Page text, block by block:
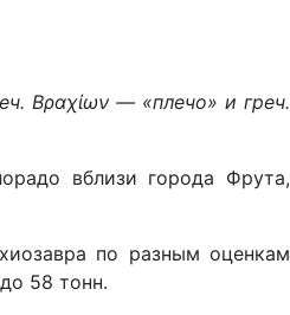
Βραχίων — «плечо» и греч.
вблизи города Фрута,
по разным оценкам
58 тонн.